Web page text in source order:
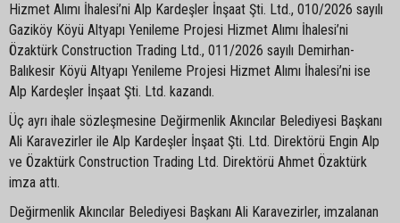
Hizmet Alımı İhalesi’ni Alp Kardeşler İnşaat Şti. Ltd., 010/2026 sayılı
Gaziköy Köyü Altyapı Yenileme Projesi Hizmet Alımı İhalesi’ni
Özaktürk Construction Trading Ltd., 011/2026 sayılı Demirhan-
Balıkesir Köyü Altyapı Yenileme Projesi Hizmet Alımı İhalesi’ni ise
Alp Kardeşler İnşaat Şti. Ltd. kazandı.
Üç ayrı ihale sözleşmesine Değirmenlik Akıncılar Belediyesi Başkanı
Ali Karavezirler ile Alp Kardeşler İnşaat Şti. Ltd. Direktörü Engin Alp
ve Özaktürk Construction Trading Ltd. Direktörü Ahmet Özaktürk
imza attı.
Değirmenlik Akıncılar Belediyesi Başkanı Ali Karavezirler, imzalanan